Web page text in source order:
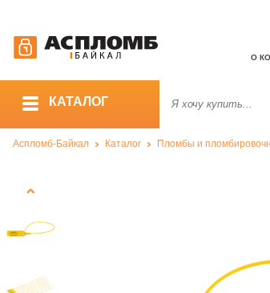
О
КАТАЛОГ
Аспломб-Байкал Каталог Пломбы и